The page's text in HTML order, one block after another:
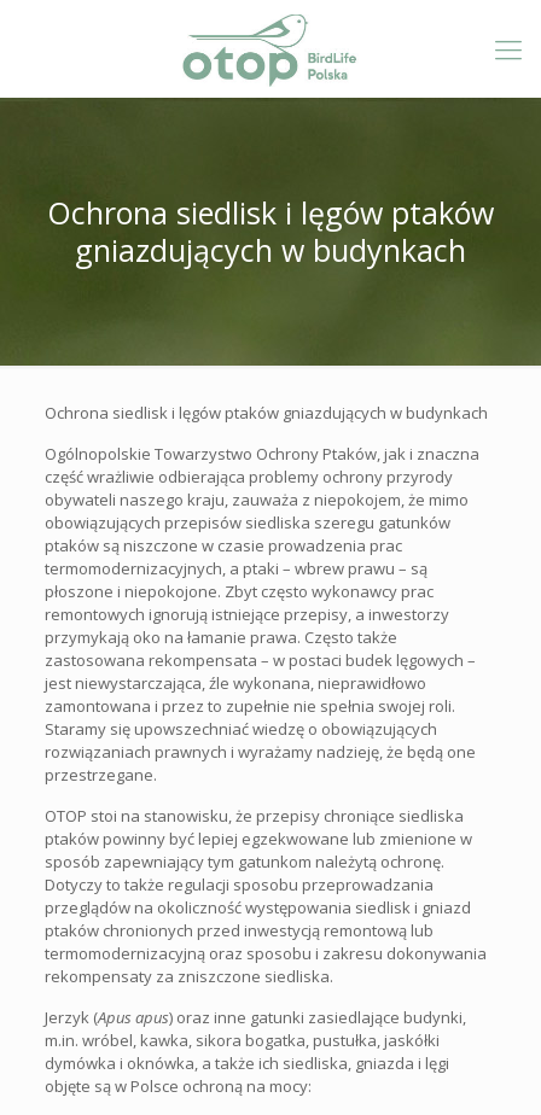
Ochrona siedlisk i lęgów ptaków
gniazdujących w budynkach
Ochrona siedlisk i lęgów ptaków gniazdujących w budynkach
Ogólnopolskie Towarzystwo Ochrony Ptaków, jak i znaczna
część wrażliwie odbierająca problemy ochrony przyrody
obywateli naszego kraju, zauważa z niepokojem, że mimo
obowiązujących przepisów siedliska szeregu gatunków
ptaków są niszczone w czasie prowadzenia prac
termomodernizacyjnych, a ptaki – wbrew prawu – są
płoszone i niepokojone. Zbyt często wykonawcy prac
remontowych ignorują istniejące przepisy, a inwestorzy
przymykają oko na łamanie prawa. Często także
zastosowana rekompensata – w postaci budek lęgowych –
jest niewystarczająca, źle wykonana, nieprawidłowo
zamontowana i przez to zupełnie nie spełnia swojej roli.
Staramy się upowszechniać wiedzę o obowiązujących
rozwiązaniach prawnych i wyrażamy nadzieję, że będą one
przestrzegane.
OTOP stoi na stanowisku, że przepisy chroniące siedliska
ptaków powinny być lepiej egzekwowane lub zmienione w
sposób zapewniający tym gatunkom należytą ochronę.
Dotyczy to także regulacji sposobu przeprowadzania
przeglądów na okoliczność występowania siedlisk i gniazd
ptaków chronionych przed inwestycją remontową lub
termomodernizacyjną oraz sposobu i zakresu dokonywania
rekompensaty za zniszczone siedliska.
Jerzyk (Apus apus) oraz inne gatunki zasiedlające budynki,
m.in. wróbel, kawka, sikora bogatka, pustułka, jaskółki
dymówka i oknówka, a także ich siedliska, gniazda i lęgi
objęte są w Polsce ochroną na mocy: